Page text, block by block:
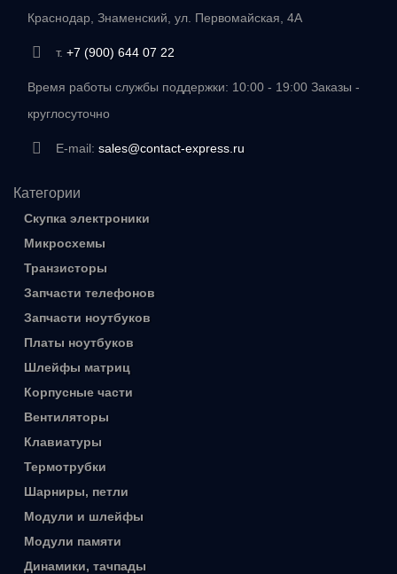
Краснодар, Знаменский, ул. Первомайская, 4А
т. +7 (900) 644 07 22
Время работы службы поддержки: 10:00 - 19:00 Заказы -
круглосуточно
E-mail: sales@contact-express.ru
Категории
Скупка электроники
Микросхемы
Транзисторы
Запчасти телефонов
Запчасти ноутбуков
Платы ноутбуков
Шлейфы матриц
Корпусные части
Вентиляторы
Клавиатуры
Термотрубки
Шарниры, петли
Модули и шлейфы
Модули памяти
Динамики, тачпады